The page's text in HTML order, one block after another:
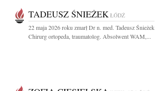
TADEUSZ ŚNIEŻEK ŁÓDŹ
22 maja 2026 roku zmarł Dr n. med. Tadeusz Śnieżek
Chirurg ortopeda, traumatolog. Absolwent WAM,...